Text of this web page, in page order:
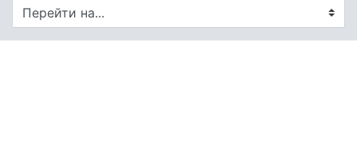
Перейти на...